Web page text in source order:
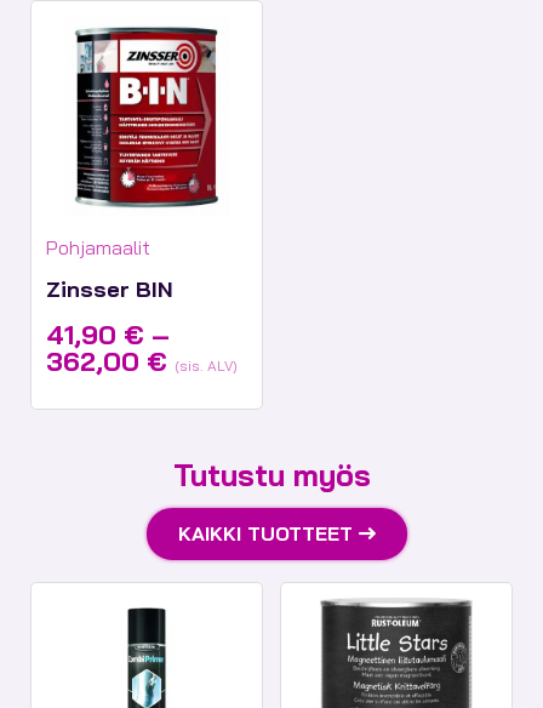
Tuotekategoriat:
Pohjamaalit
Zinsser BIN
41,90 € –
362,00 € Hintaluokka:
-
(sis. ALV)
Tutustu myös
KAIKKI TUOTTEET